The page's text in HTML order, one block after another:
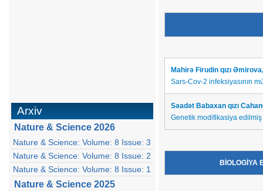
Arxiv
Nature & Science 2026
Nature & Science: Volume: 8 Issue: 3
Nature & Science: Volume: 8 Issue: 2
Nature & Science: Volume: 8 Issue: 1
Nature & Science 2025
Mahirə Firudin qızı
Sars-Cov-2 infeksiyasının
Səadət Babaxan qızı
Genetik modifikasiya